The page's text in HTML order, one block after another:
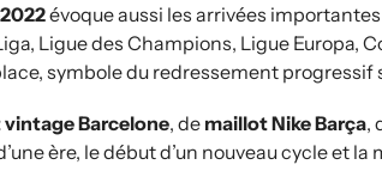
évoque aussi les arrivées
Ligue des Champions, Ligue Europa,
symbole du redressement progressif
Barcelone, de maillot Nike Barça,
ère, le début d’un nouveau cycle et